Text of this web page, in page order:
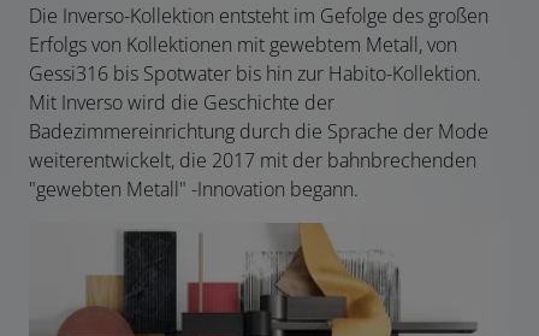
Die Inverso-Kollektion entsteht im Gefolge des großen
Erfolgs von Kollektionen mit gewebtem Metall, von
Gessi316 bis Spotwater bis hin zur Habito-Kollektion.
Mit Inverso wird die Geschichte der
Badezimmereinrichtung durch die Sprache der Mode
weiterentwickelt, die 2017 mit der bahnbrechenden
"gewebten Metall" -Innovation begann.